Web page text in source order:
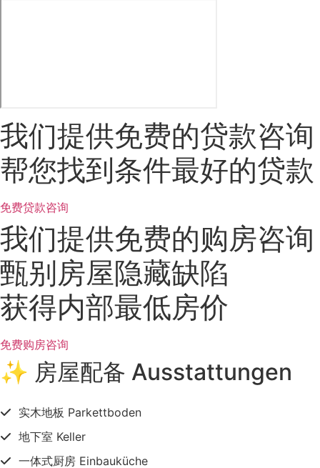
我们提供免费的贷款咨询
帮您找到条件最好的贷款
免费贷款咨询
我们提供免费的购房咨询
甄别房屋隐藏缺陷
获得内部最低房价
免费购房咨询
✨ 房屋配备 Ausstattungen
实木地板 Parkettboden
地下室 Keller
一体式厨房 Einbauküche